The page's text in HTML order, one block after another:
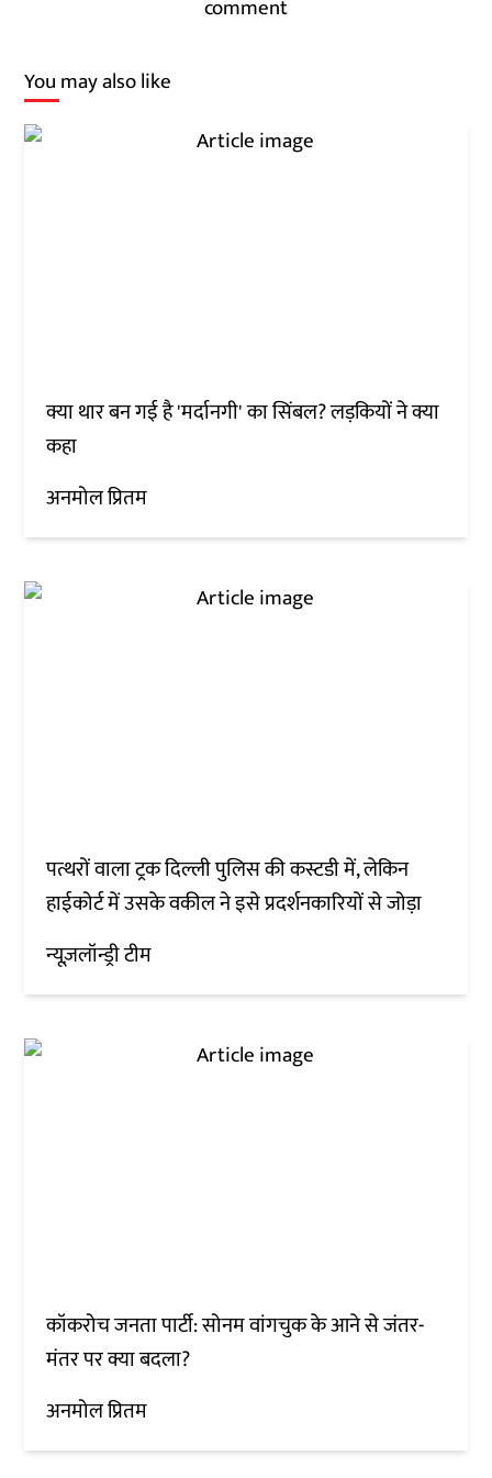
comment
You may also like
क्या थार बन गई है 'मर्दानगी' का सिंबल? लड़कियों ने क्या
कहा
अनमोल प्रितम
पत्थरों वाला ट्रक दिल्ली पुलिस की कस्टडी में, लेकिन
हाईकोर्ट में उसके वकील ने इसे प्रदर्शनकारियों से जोड़ा
न्यूज़लॉन्ड्री टीम
कॉकरोच जनता पार्टी: सोनम वांगचुक के आने से जंतर-
मंतर पर क्या बदला?
अनमोल प्रितम